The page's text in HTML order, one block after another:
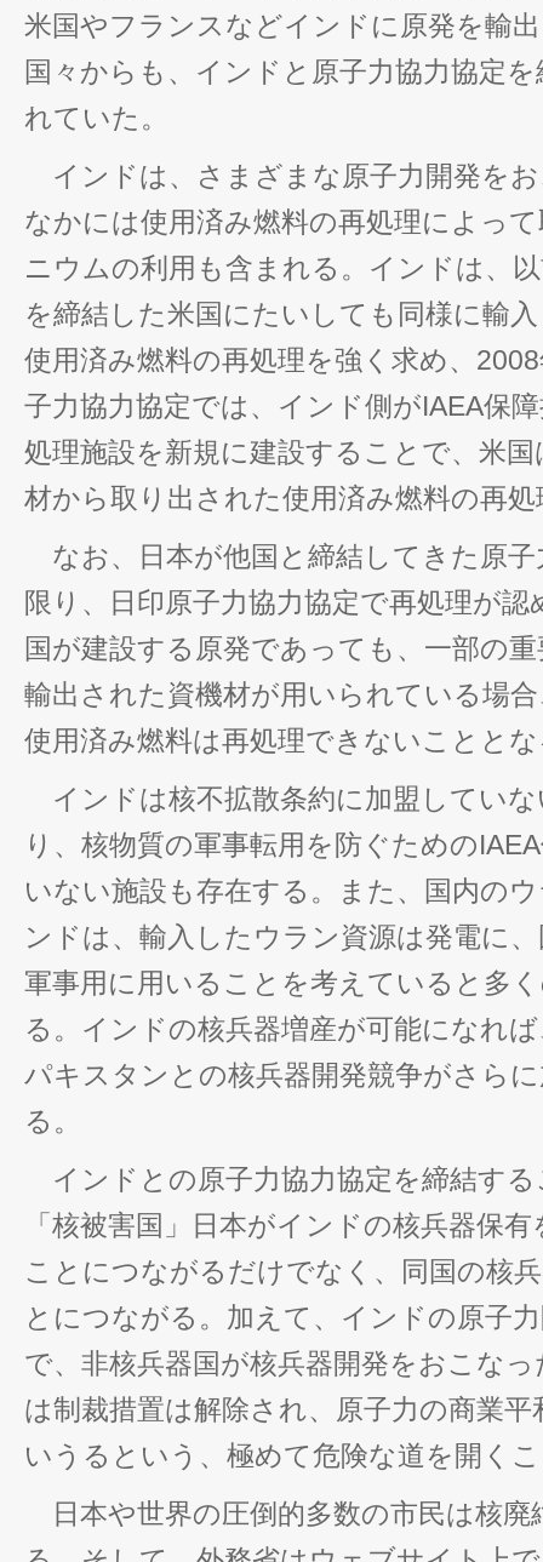
米国やフランスなどインドに原発を輸
国々からも、インドと原子力協力協定
れていた。
インドは、さまざまな原子力開発を
なかには使用済み燃料の再処理によっ
ニウムの利用も含まれる。インドは、
を締結した米国にたいしても同様に輸
使用済み燃料の再処理を強く求め、
子力協力協定では、インド側がIAEA保
処理施設を新規に建設することで、米
材から取り出された使用済み燃料の再
なお、日本が他国と締結してきた原子
限り、日印原子力協力協定で再処理が
国が建設する原発であっても、一部の
輸出された資機材が用いられている場
使用済み燃料は再処理できないことと
インドは核不拡散条約に加盟していな
り、核物質の軍事転用を防ぐための
いない施設も存在する。また、国内の
ンドは、輸入したウラン資源は発電に
軍事用に用いることを考えていると多
る。インドの核兵器増産が可能になれ
パキスタンとの核兵器開発競争がさら
る。
インドとの原子力協力協定を締結す
「核被害国」日本がインドの核兵器保
ことにつながるだけでなく、同国の核
とにつながる。加えて、インドの原子
で、非核兵器国が核兵器開発をおこな
は制裁措置は解除され、原子力の商業
いうるという、極めて危険な道を開く
日本や世界の圧倒的多数の市民は核廃